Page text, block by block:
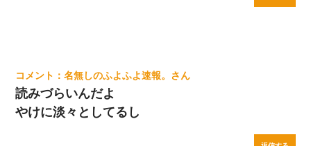
名無しのふよふよ速報。
読みづらいんだよ
やけに淡々としてるし